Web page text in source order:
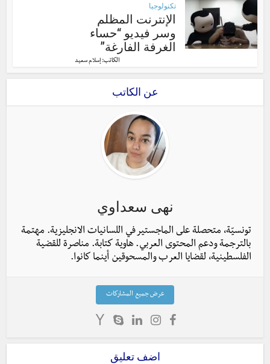
تكنولوجيا
الإنترنت المظلم
وسر فيديو “حساء
الغرفة الفارغة”
الكاتب: إسلام سعيد
عن الكاتب
نهى سعداوي
تونسيّة، متحصلة على الماجستير في اللسانيات الانجليزية. مهتمة
بالترجمة ودعم المحتوى العربي. هاوية كتابة. مناصرة للقضية
الفلسطينية، لقضايا العرب والمسحوقين أينما كانوا.
عرض جميع المشاركات
اضف تعليق